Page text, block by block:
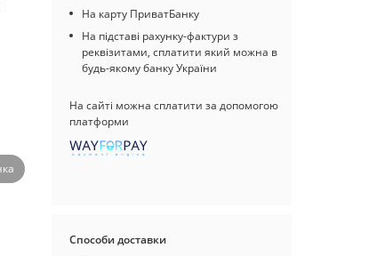
На карту ПриватБанку
На підставі рахунку-фактури з
реквізитами, сплатити який можна в
будь-якому банку України
На сайті можна сплатити за допомогою
платформи
Способи доставки